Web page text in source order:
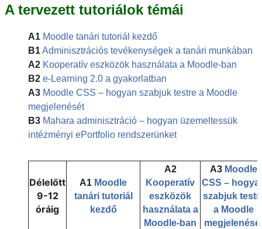
A tervezett tutoriálok témái
A1 Moodle tanári tutoriál kezdő
B1Adminisztrációs tevékenységek a tanári munkában
A2 Kooperatív eszközök használata a Moodle-ban
B2 e-Learning 2.0 a gyakorlatban
A3 Moodle CSS – hogyan szabjuk testre a Moodle
megjelenését
B3 Mahara adminisztráció – hogyan üzemeltessük
intézményi ePortfolio rendszerünket
Délelőtt
9-12
óráig
A1 Moodle
tanári tutoriál
kezdő
A2
Kooperatív
eszközök
használata a
Moodle-ban
A3 Moodle
CSS –
szabjuk
a Moodle